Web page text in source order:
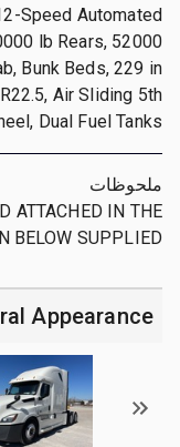
Speed Automated
lb Rears, 52000
Bunk Beds, 229 in
Air Sliding 5th
Dual Fuel Tanks
ملحوظات
ATTACHED IN THE
BELOW SUPPLIED
Appearance